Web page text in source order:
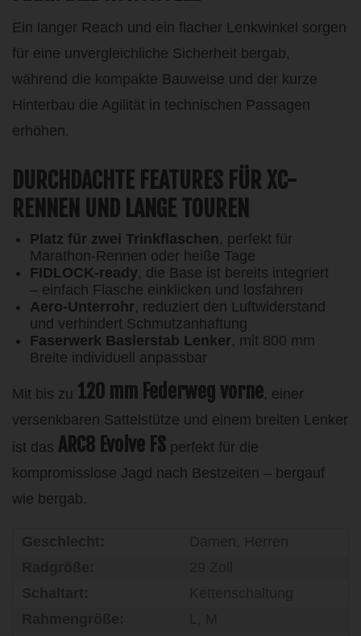
Ein langer Reach und ein flacher Lenkwinkel sorgen
für eine unvergleichliche Sicherheit bergab,
während die kompakte Bauweise und der kurze
Hinterbau die Agilität in technischen Passagen
erhöhen.
DURCHDACHTE FEATURES FÜR XC-
RENNEN UND LANGE TOUREN
Platz für zwei Trinkflaschen, perfekt für
Marathon-Rennen oder heiße Tage
FIDLOCK-ready, die Base ist bereits integriert
– einfach Flasche einklicken und losfahren
Aero-Unterrohr, reduziert den Luftwiderstand
und verhindert Schmutzanhaftung
Faserwerk Baslerstab Lenker, mit 800 mm
Breite individuell anpassbar
Mit bis zu 120 mm Federweg vorne, einer
versenkbaren Sattelstütze und einem breiten Lenker
ist das ARC8 Evolve FS perfekt für die
kompromisslose Jagd nach Bestzeiten – bergauf
wie bergab.
Geschlecht:
Damen, Herren
Schaltart:
Kettenschaltung